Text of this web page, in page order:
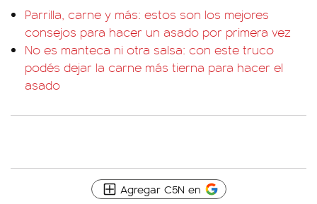
Parrilla, carne y más: estos son los mejores
consejos para hacer un asado por primera vez
No es manteca ni otra salsa: con este truco
podés dejar la carne más tierna para hacer el
asado
Agregar C5N en